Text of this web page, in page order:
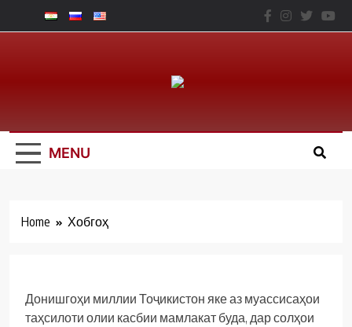
to
Юридический
Факальтет – ТНУ
MENU
Home Хобгоҳ
Донишгоҳи миллии Тоҷикистон яке аз муассисаҳои
таҳсилоти олии касбии мамлакат буда, дар солҳои